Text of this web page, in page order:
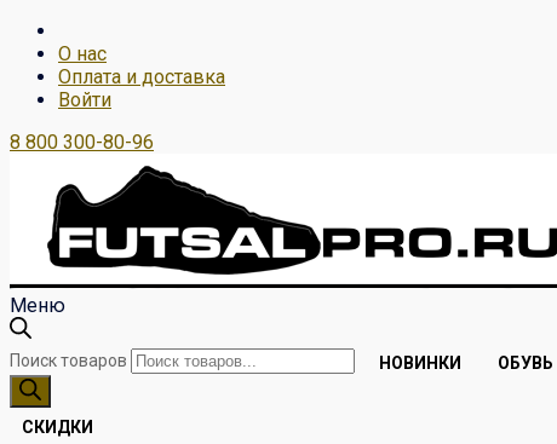
О нас
Оплата и доставка
Войти
8 800 300-80-96
Меню
Поиск товаров НОВИНКИ ОБУВЬ
СКИДКИ